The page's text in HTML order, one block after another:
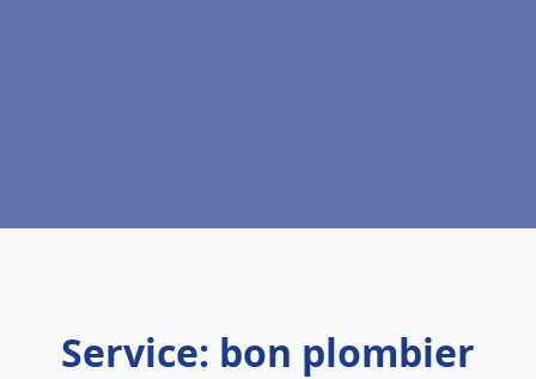
Service: bon plombier